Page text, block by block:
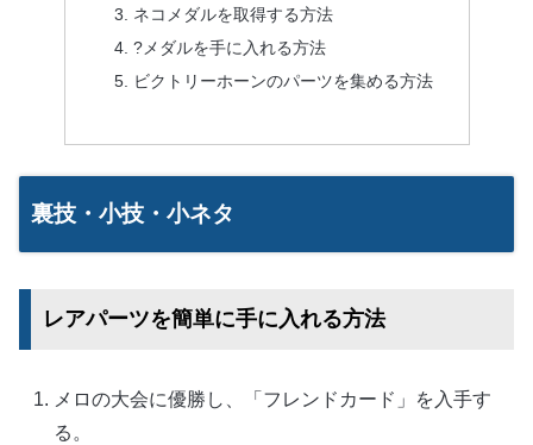
ネコメダルを取得する方法
?メダルを手に入れる方法
ビクトリーホーンのパーツを集める方法
裏技・小技・小ネタ
レアパーツを簡単に手に入れる方法
メロの大会に優勝し、「フレンドカード」を入手す
る。